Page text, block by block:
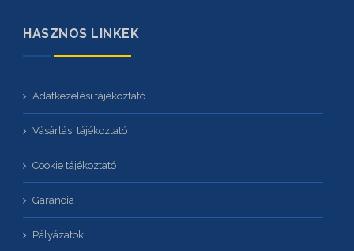
HASZNOS LINKEK
Adatkezelési tájékoztató
Vásárlási tájékoztató
Cookie tájékoztató
Garancia
Pályázatok